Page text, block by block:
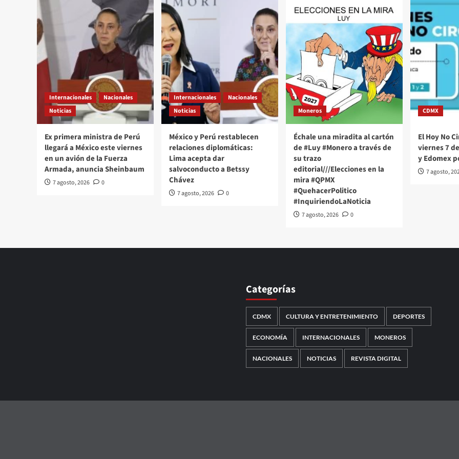
#Monero
través
trazo
editorial///Migrantes
#QuehacerPolitico
#InquiriendoLaNoticia
Internacionales
Nacionales
Noticias
Ex primera ministra de Perú
llegará a México este viernes
en un avión de la Fuerza
Armada, anuncia Sheinbaum
7 agosto, 2026 0
Internacionales
Nacionales
Noticias
México y Perú restablecen
relaciones diplomáticas:
Lima acepta dar
salvoconducto a Betssy
Chávez
7 agosto, 2026 0
Moneros
Échale una miradita al cartón
de #Luy #Monero a través de
su trazo
editorial///Elecciones en la
mira #QPMX
#QuehacerPolitico
#InquiriendoLaNoticia
7 agosto, 2026 0
CDMX
El Hoy No
viernes 7
y Edomex
7 agosto,
Categorías
CDMX CULTURA Y ENTRETENIMIENTO DEPORTES
ECONOMÍA INTERNACIONALES MONEROS
NACIONALES NOTICIAS REVISTA DIGITAL